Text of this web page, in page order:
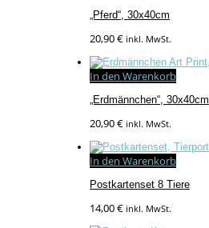
„Pferd“, 30x40cm
20,90€ inkl. MwSt.
In den Warenkorb
„Erdmännchen“, 30x40cm
20,90€ inkl. MwSt.
In den Warenkorb
Postkartenset 8 Tiere
14,00€ inkl. MwSt.